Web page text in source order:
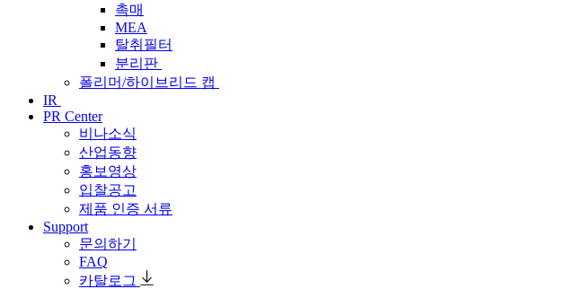
촉매
MEA
탈취필터
분리판
폴리머/하이브리드 캡
IR
PR Center
비나소식
산업동향
홍보영상
입찰공고
제품 인증 서류
Support
문의하기
FAQ
카탈로그